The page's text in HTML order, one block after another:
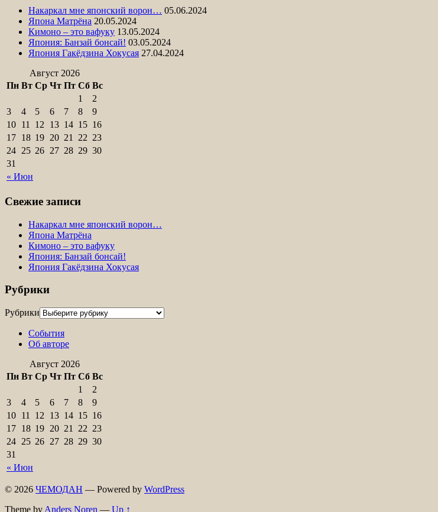
Накаркал мне японский ворон… 05.06.2024
Япона Матрёна 20.05.2024
Кимоно – это вафуку 13.05.2024
Япония: Банзай бонсай! 03.05.2024
Япония Гакёдзина Хокусая 27.04.2024
Август 2026
Пн Вт Ср Чт Пт Сб Вс
« Июн
1
2
3
4 5 6 7 8
9
10 11 12 13 14 15 16
17 18 19 20 21 22 23
24 25 26 27 28 29 30
31
Свежие записи
Накаркал мне японский ворон…
Япона Матрёна
Кимоно – это вафуку
Япония: Банзай бонсай!
Япония Гакёдзина Хокусая
Рубрики
Рубрики
События
Об авторе
Август 2026
Пн Вт Ср Чт Пт Сб Вс
« Июн
1
2
3
4 5 6 7 8
9
10 11 12 13 14 15 16
17 18 19 20 21 22 23
24 25 26 27 28 29 30
31
© 2026 ЧЕМОДАН — Powered by WordPress
Theme by Anders Noren — Up ↑